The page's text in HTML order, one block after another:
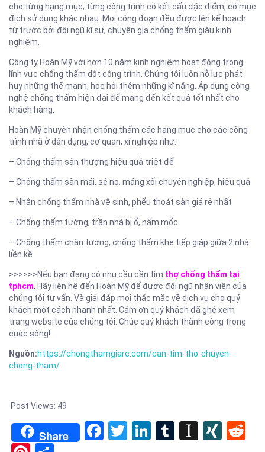
cho từng hạng mục, từng công trình có kết cấu đặc điểm, có mục
đích sử dụng khác nhau. Mọi công đoạn đều được lên kế hoạch
từ trước bởi đội ngũ kĩ sư, chuyên gia chống thấm giàu kinh
nghiệm.
Công ty Hoàn Mỹ với hơn 10 năm kinh nghiệm hoạt động trong
lĩnh vực chống thấm dột công trình. Chúng tôi luôn nỗ lực phát
huy những thế mạnh, học hỏi thêm những kĩ năng. Áp dụng công
nghệ chống thấm hiện đại để mang đến kết quả tốt nhất cho
khách hàng.
Hoàn Mỹ chuyên nhận chống thấm các hạng mục cho các công
trình nhà ở dân dụng, cơ quan, xí nghiệp như:
– Chống thấm sân thượng hiệu quả triệt để
– Chống thấm sàn mái, sê no, máng xối chuyên nghiệp, hiệu quả
– Nhận chống thấm nhà vệ sinh, phểu thoát sàn giá rẻ nhất
– Chống thấm tường, trần nhà bị ố, nấm mốc
– Chống thấm chân tường, chống thấm khe tiếp giáp giữa 2 nhà
liền kề
>>>>>>Nếu bạn đang có nhu cầu cần tìm thợ chống thấm tại
tphcm . Hãy liên hệ đến Hoàn Mỹ để được đội ngũ nhân viên của
chúng tôi tư vấn. Và giải đáp mọi thắc mắc về dịch vụ cho quý
khách một cách nhanh nhất. Cảm ơn quý khách đã ghé xem
trang website của chúng tôi. Chúc quý khách thành công trong
cuộc sống!
Nguồn:https://chongthamgiare.com/can-tim-tho-chuyen-
chong-tham/
Post Views: 49
Share Facebook
TwitterLinkedIn
Tumblr